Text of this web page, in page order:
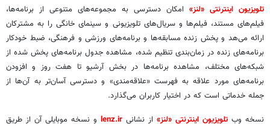
تلویزیون اینترنتی «لنز» امکان دسترسی به مجموعه‌های متنوعی از برنامه‌ها،
فیلم‌های مستند، فیلم‌ها و سریال‌های تلویزیونی و سینمای خانگی را به مشترکان
ارائه می‌هد و پخش زنده مسابقه‌ها و برنامه‌های ورزشی و فرهنگی، ضبط خودکار
برنامه‌های زنده در زمان‌بندی‌ تنظیم شده، مشاهده جدول برنامه‌های پخش شده از
شبکه‌های مختلف، مشاهده برنامه‌ها در بخش آرشیو تا هفت روز و افزودن
برنامه‌های مورد علاقه به فهرست «علاقه‌مندی» و دسترسی آسان‌تر به آن‌ها از
جمله خدماتی است که در اختیار کاربران می‌گذارد.
نسخه وب تلویزیون اینترنتی «لنز» از نشانی lenz.ir و نسخه موبایلی آن از طریق